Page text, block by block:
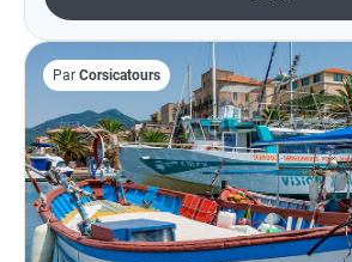
Par Corsicatours